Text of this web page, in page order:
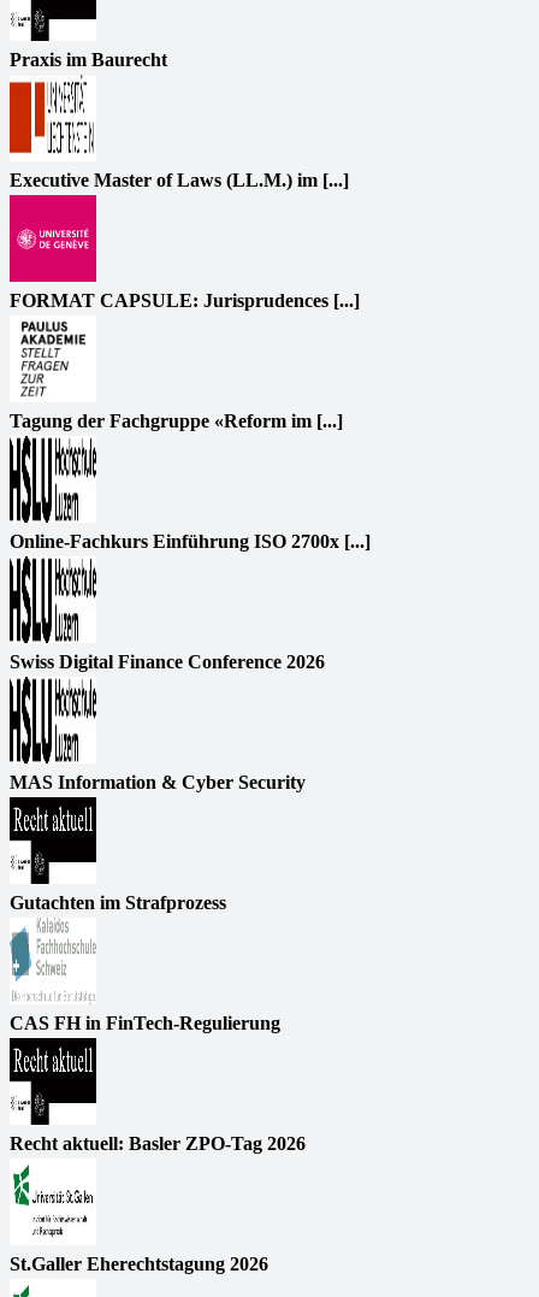
Praxis im Baurecht
Executive Master of Laws (LL.M.) im [...]
FORMAT CAPSULE: Jurisprudences [...]
Tagung der Fachgruppe «Reform im [...]
Online-Fachkurs Einführung ISO 2700x [...]
Swiss Digital Finance Conference 2026
MAS Information & Cyber Security
Gutachten im Strafprozess
CAS FH in FinTech-Regulierung
Recht aktuell: Basler ZPO-Tag 2026
St.Galler Eherechtstagung 2026